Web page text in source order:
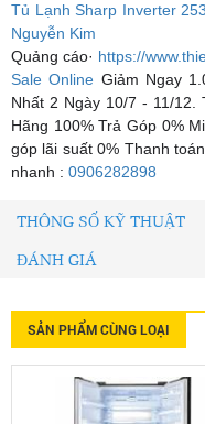
Tủ Lạnh Sharp Inverter
Nguyễn Kim
Quảng cáo· https://
Sale Online Giảm Ngay
Nhất 2 Ngày 10/7 - 11/12.
Hãng 100% Trả Góp 0%
góp lãi suất 0% Thanh
nhanh : 0906282898
THÔNG SỐ KỸ THUẬT
ĐÁNH GIÁ
SẢN PHẨM CÙNG LOẠI